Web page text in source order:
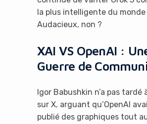
la plus intelligente du monde
Audacieux, non ?
XAI VS OpenAI :
Guerre de
Igor Babushkin n’a pas tardé
sur X, arguant qu’OpenAI
publié des graphiques tout